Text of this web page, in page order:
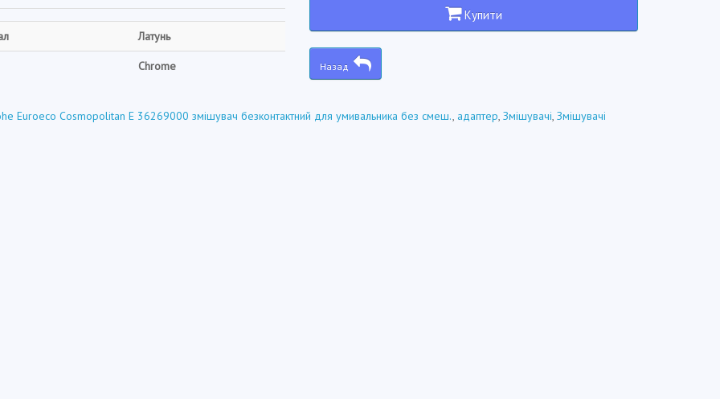
Латунь
Chrome
Купити
Назад
Euroeco Cosmopolitan E 36269000 змішувач безконтактний для умивальника без смеш., адаптер, Змішувачі, Змішувачі